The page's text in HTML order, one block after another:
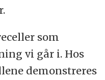
som
vi går i. Hos
demonstreres